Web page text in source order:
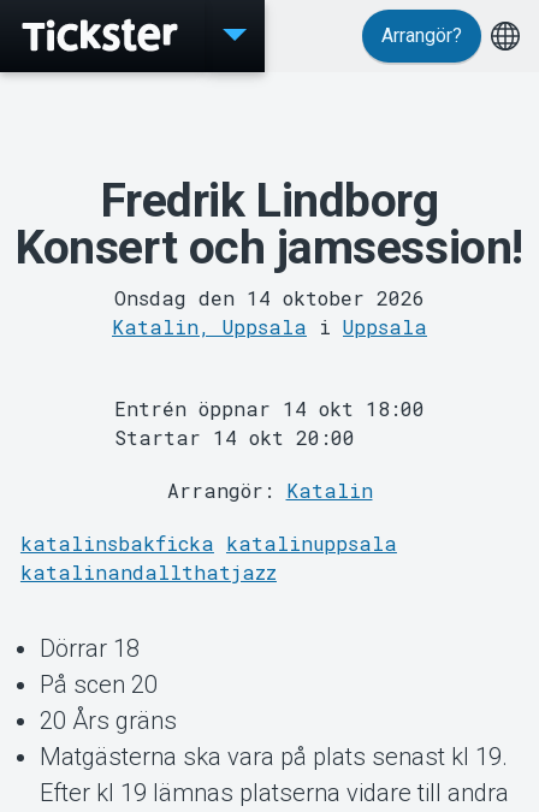
Arrangör?
Fredrik Lindborg
Konsert och jamsession!
Onsdag den 14 oktober 2026
Katalin, Uppsala i Uppsala
Entrén öppnar 14 okt 18:00
Startar 14 okt 20:00
Arrangör: Katalin
katalinsbakficka katalinuppsala
katalinandallthatjazz
Dörrar 18
På scen 20
20 Års gräns
Matgästerna ska vara på plats senast kl 19.
Efter kl 19 lämnas platserna vidare till andra